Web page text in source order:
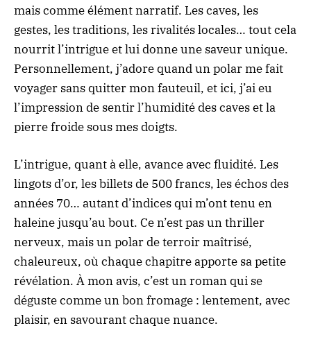
mais comme élément narratif. Les caves, les
gestes, les traditions, les rivalités locales… tout cela
nourrit l’intrigue et lui donne une saveur unique.
Personnellement, j’adore quand un polar me fait
voyager sans quitter mon fauteuil, et ici, j’ai eu
l’impression de sentir l’humidité des caves et la
pierre froide sous mes doigts.
L’intrigue, quant à elle, avance avec fluidité. Les
lingots d’or, les billets de 500 francs, les échos des
années 70… autant d’indices qui m’ont tenu en
haleine jusqu’au bout. Ce n’est pas un thriller
nerveux, mais un polar de terroir maîtrisé,
chaleureux, où chaque chapitre apporte sa petite
révélation. À mon avis, c’est un roman qui se
déguste comme un bon fromage : lentement, avec
plaisir, en savourant chaque nuance.